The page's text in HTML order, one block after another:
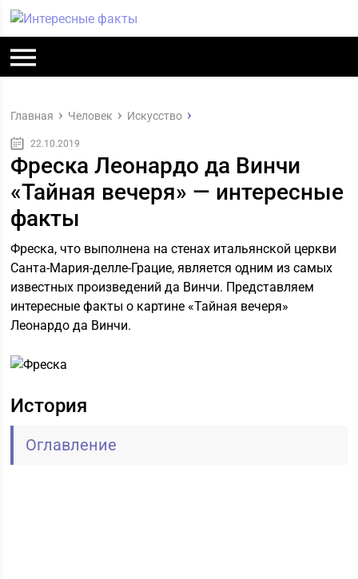
Главная Человек Искусство
22.10.2019
Фреска Леонардо да Винчи
«Тайная вечеря» — интересные
факты
Фреска, что выполнена на стенах итальянской церкви
Санта-Мария-делле-Грацие, является одним из самых
известных произведений да Винчи. Представляем
интересные факты о картине «Тайная вечеря»
Леонардо да Винчи.
История
Оглавление